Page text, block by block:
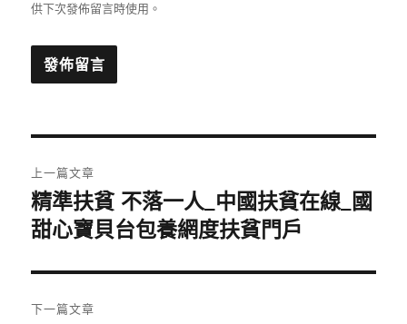
供下次發佈留言時使用。
章
導
覽
上一篇文章
上
一
文
章:
精準扶貧 不落一人_中國扶貧在線_國
甜心寶貝台包養網度扶貧門戶
下一篇文章